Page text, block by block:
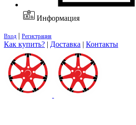
Информация
Вход | Регистрация
Как купить? | Доставка | Контакты